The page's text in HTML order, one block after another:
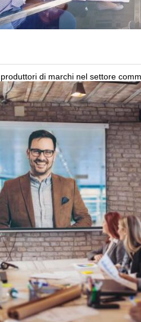
di marchi nel settore